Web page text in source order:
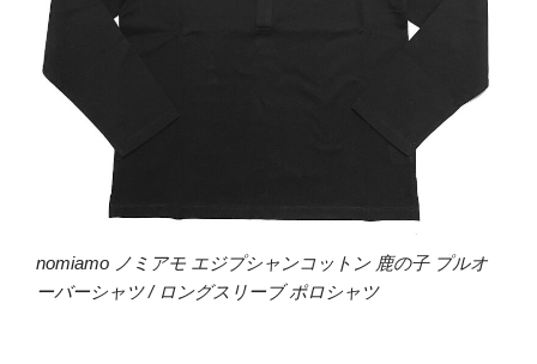
nomiamo ノミアモ エジプシャンコットン 鹿の子 プルオ
ーバーシャツ / ロングスリーブ ポロシャツ